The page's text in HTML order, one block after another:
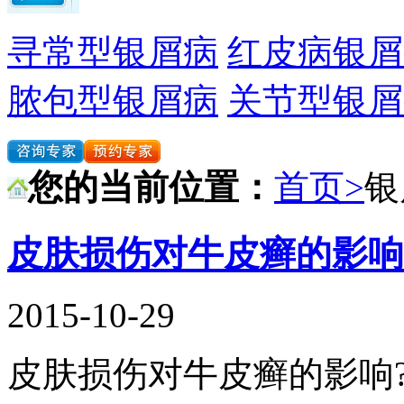
寻常型银屑病 红皮病银
脓包型银屑病 关节型银
您的当前位置： 首页>
皮肤损伤对牛皮癣的影响
2015-10-29
皮肤损伤对牛皮癣的影